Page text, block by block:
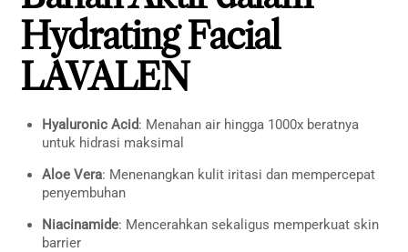
Hydrating Facial
LAVALEN
Hyaluronic Acid: Menahan air hingga 1000x beratnya
untuk hidrasi maksimal
Aloe Vera: Menenangkan kulit iritasi dan mempercepat
penyembuhan
Niacinamide: Mencerahkan sekaligus memperkuat skin
barrier